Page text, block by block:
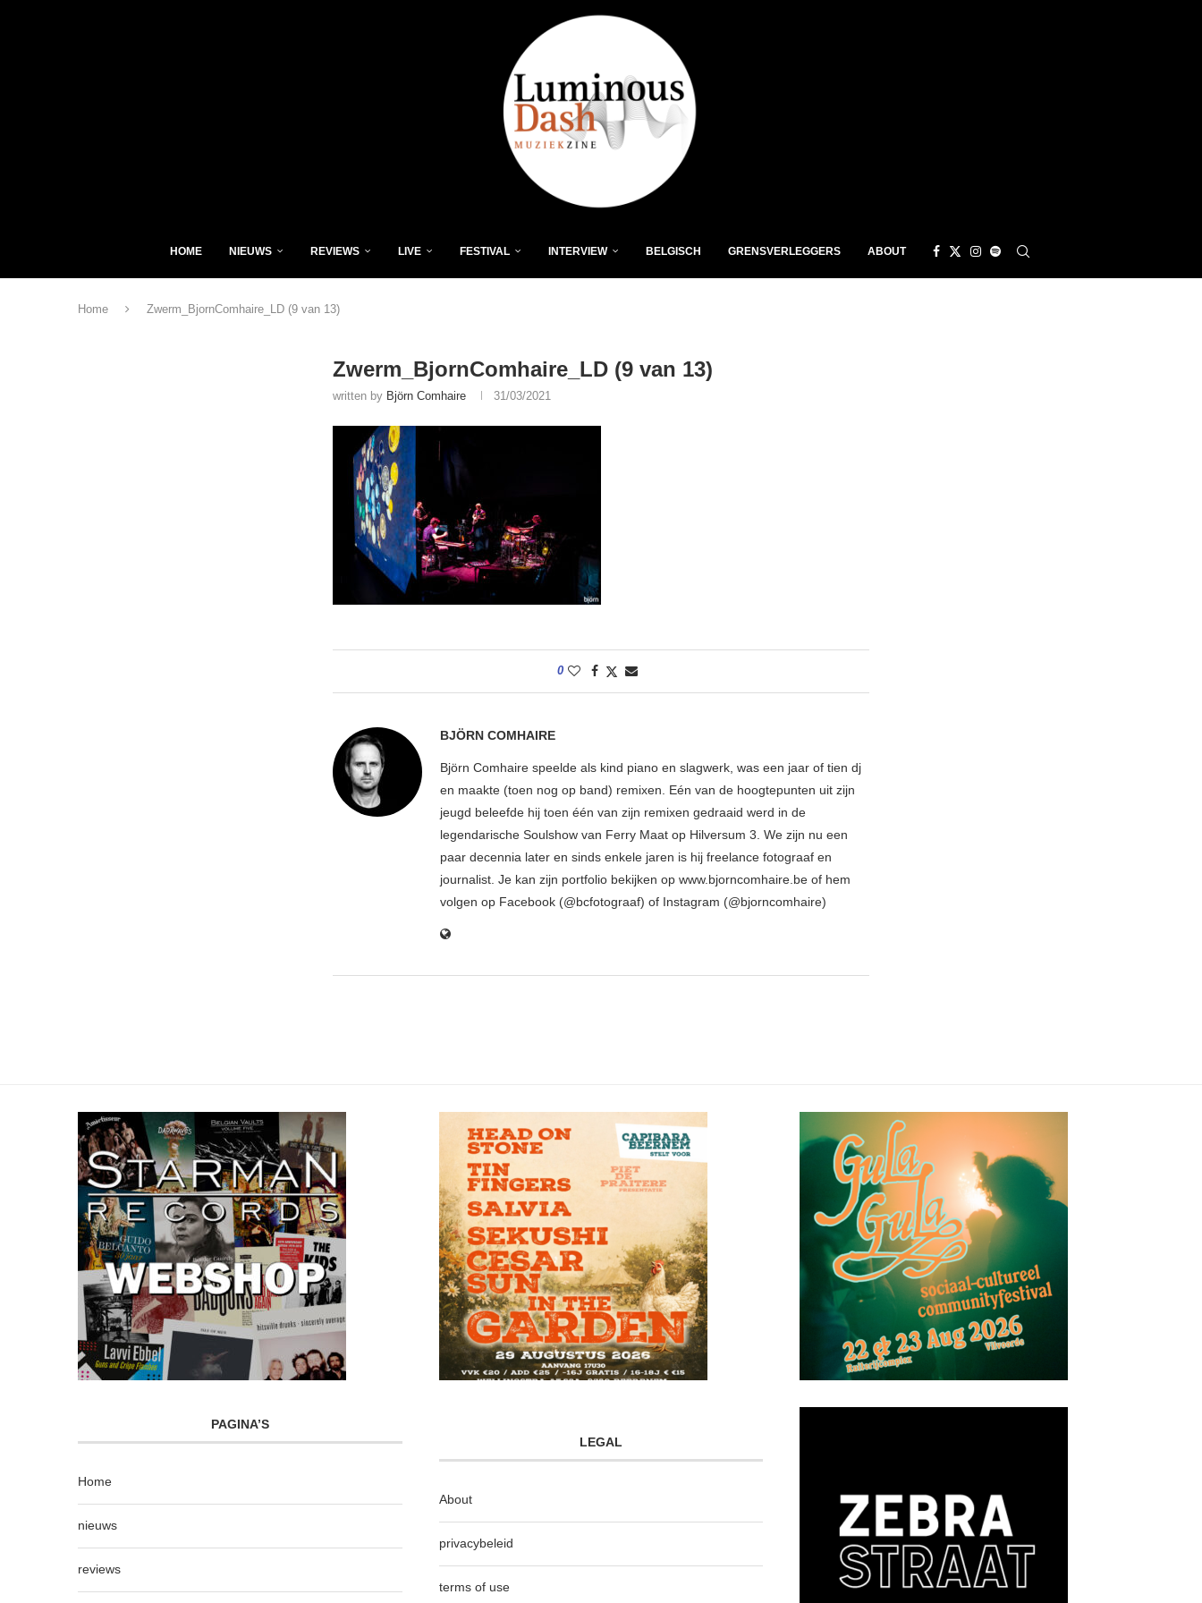
HOME NIEUWS REVIEWS LIVE FESTIVAL INTERVIEW BELGISCH GRENSVERLEGGERS ABOUT
Home Zwerm_BjornComhaire_LD (9 van 13)
Zwerm_BjornComhaire_LD (9 van 13)
written by Björn Comhaire 31/03/2021
0
BJÖRN COMHAIRE
Björn Comhaire speelde als kind piano en slagwerk, was een jaar of tien dj
en maakte (toen nog op band) remixen. Eén van de hoogtepunten uit zijn
jeugd beleefde hij toen één van zijn remixen gedraaid werd in de
legendarische Soulshow van Ferry Maat op Hilversum 3. We zijn nu een
paar decennia later en sinds enkele jaren is hij freelance fotograaf en
journalist. Je kan zijn portfolio bekijken op www.bjorncomhaire.be of hem
volgen op Facebook (@bcfotograaf) of Instagram (@bjorncomhaire)
PAGINA’S
Home
nieuws
reviews
LEGAL
About
privacybeleid
terms of use